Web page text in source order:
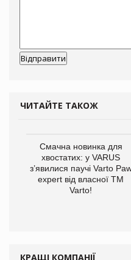
ЧИТАЙТЕ ТАКОЖ
Смачна новинка для
хвостатих: у VARUS
з’явилися паучі Varto
expert від власної ТМ
Varto!
КРАЩІ КОМПАНІЇ